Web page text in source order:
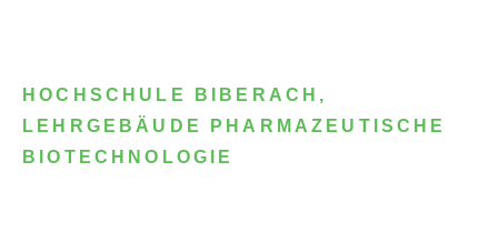
HOCHSCHULE BIBERACH,
LEHRGEBÄUDE PHARMAZEUTISCHE
BIOTECHNOLOGIE